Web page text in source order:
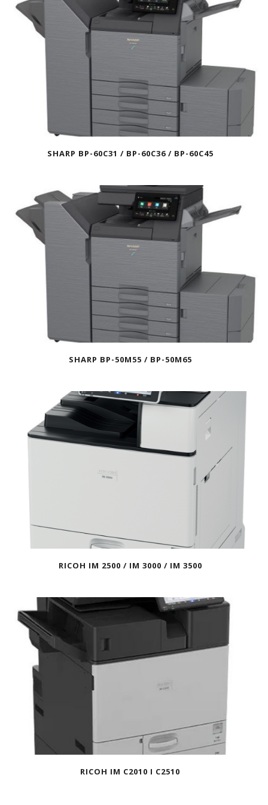
SHARP BP-60C31 / BP-60C36 / BP-60C45
SHARP BP-50M55 / BP-50M65
RICOH IM 2500 / IM 3000 / IM 3500
RICOH IM C2010 I C2510